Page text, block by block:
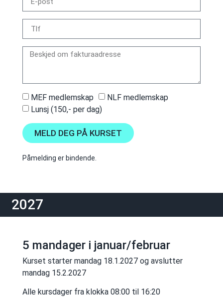
MEF medlemskap
NLF medlemskap
Lunsj (150,- per dag)
MELD DEG PÅ KURSET
Påmelding er bindende.
2027
5 mandager i januar/februar
Kurset starter mandag 18.1.2027 og avslutter
mandag 15.2.2027
Alle kursdager fra klokka 08:00 til 16:20